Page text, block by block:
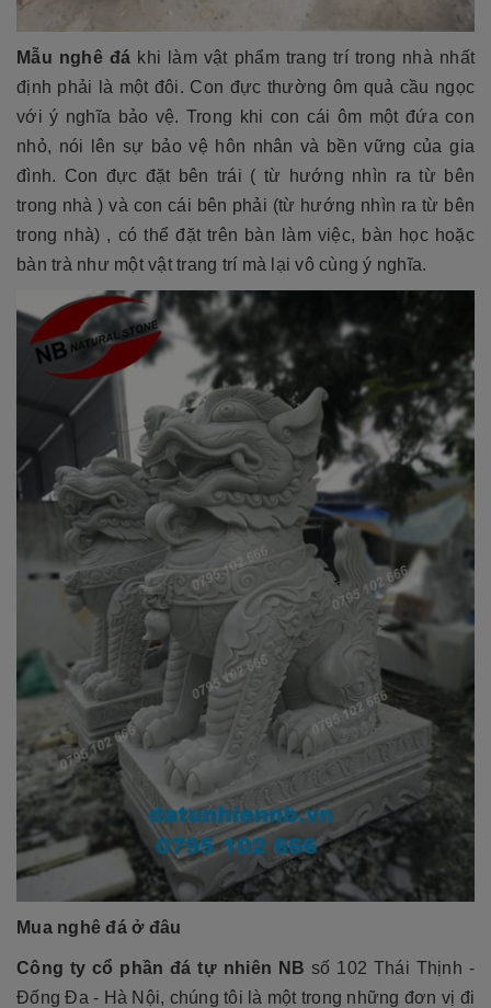
Mẫu nghê đá khi làm vật phẩm trang trí trong nhà nhất
định phải là một đôi. Con đực thường ôm quả cầu ngọc
với ý nghĩa bảo vệ. Trong khi con cái ôm một đứa con
nhỏ, nói lên sự bảo vệ hôn nhân và bền vững của gia
đình. Con đực đặt bên trái ( từ hướng nhìn ra từ bên
trong nhà ) và con cái bên phải (từ hướng nhìn ra từ bên
trong nhà) , có thể đặt trên bàn làm việc, bàn học hoặc
bàn trà như một vật trang trí mà lại vô cùng ý nghĩa.
Mua nghê đá ở đâu
Công ty cổ phần đá tự nhiên NB số 102 Thái Thịnh -
Đống Đa - Hà Nội, chúng tôi là một trong những đơn vị đi